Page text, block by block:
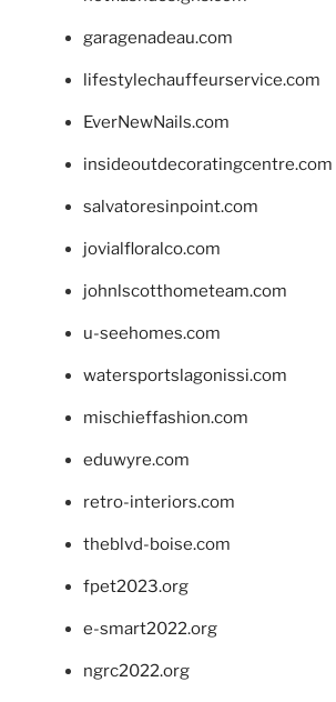
garagenadeau.com
lifestylechauffeurservice.com
EverNewNails.com
insideoutdecoratingcentre.com
salvatoresinpoint.com
jovialfloralco.com
johnlscotthometeam.com
u-seehomes.com
watersportslagonissi.com
mischieffashion.com
eduwyre.com
retro-interiors.com
theblvd-boise.com
fpet2023.org
e-smart2022.org
ngrc2022.org